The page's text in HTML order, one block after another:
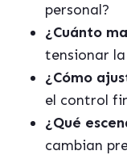
personal?
¿Cuánto
tensionar
¿Cómo
el control
¿Qué
cambian